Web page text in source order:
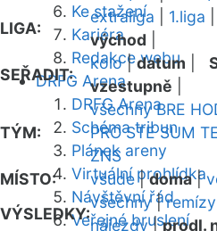
Ke stažení
Kariéra
Redakce webu
DRFG Arena
DRFG Arena
Schéma tribun
Plánek areny
Virtuální prohlídka
Návštěvní řád
Veřejné bruslení
LIGA:
extraliga 1.liga
východ
SEŘADIT:
kolo|datum
vzestupně
TÝM:
všechny BRE
PRO STE SUM
ZNS
MÍSTO:
všude|doma|
VÝSLEDKY:
všechny|remízy
nájezdy|prodl.